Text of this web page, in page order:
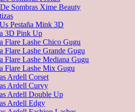
Sombras Xime Beauty
Pestaña Mink 3D
3D Pink Up
Flare Lashe Chico Gugu
Flare Lashe Grande Gugu
Flare Lashe Mediana Gugu
Flare Lashe Mix Gugu
Ardell Corset
Ardell Curvy
Ardell Double Up
Ardell Edgy